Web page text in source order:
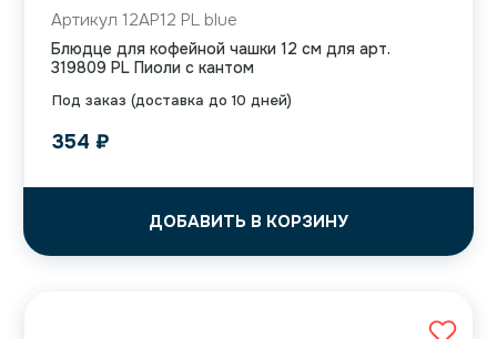
Под заказ (доставка до 10 дней)
Артикул 12AP12 PL blue
Блюдце для кофейной чашки 12 см для арт.
319809 PL Пиоли с кантом
354 ₽
ДОБАВИТЬ В КОРЗИНУ